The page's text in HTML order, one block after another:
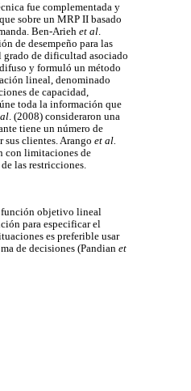
fue complementada y
sobre un MRP II basado
Ben-Arieh et al.
de desempeño para las
grado de dificultad asociado
y formuló un método
lineal, denominado
de capacidad,
toda la información que
. (2008) consideraron una
tiene un número de
sus clientes. Arango et al.
con limitaciones de
las restricciones.
función objetivo lineal
para especificar el
es preferible usar
de decisiones (Pandian et